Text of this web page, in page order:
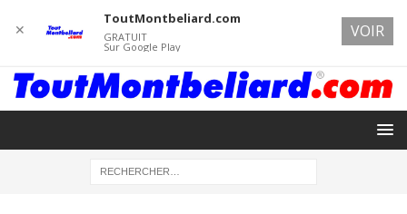
✕
ToutMontbeliard.com
GRATUIT
Sur Google Play
VOIR